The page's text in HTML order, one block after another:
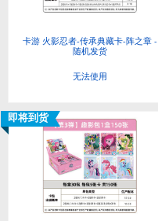
卡游 火影忍者-传承典藏卡-阵之章 -
随机发货
无法使用
即将到货